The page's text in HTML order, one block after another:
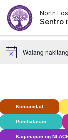
Laktawan
ang
nilalaman
North
Sentro
Walang
Komunidad
Pambatasan
Kaganapan ng